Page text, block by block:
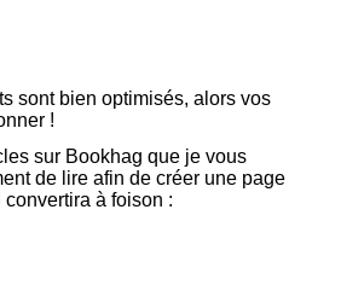
sont bien optimisés, alors vos
!
sur Bookhag que je vous
de lire afin de créer une page
à foison :